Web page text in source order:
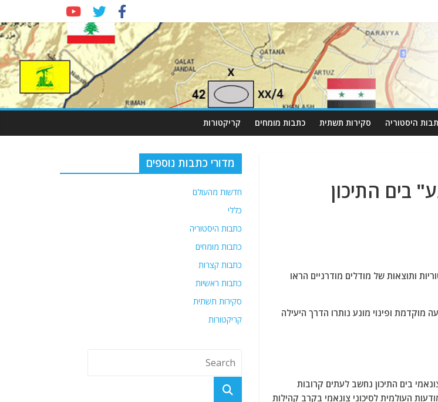
היסטוריה סקירות תשתית כתבות מומחים קריקטורות
בים התיכון
ותוצאות של מודלים מודרניים הראו
ופינוי מונע נותרו הדרך היעילה
בים התיכון נחשב לעתים קרובות
המחויבת להעלאת המודעות העולמית לסיכוני צונאמי בקרב קהילות
מדורי כתבות נוספים
חדשות מהעולם
כללי
כתבות היסטוריה
כתבות מומחים
כתבות קצרות
כתבות ראשיות
סקירות תשתית
קריקטורות